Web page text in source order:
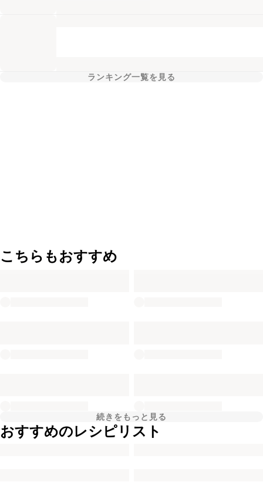
ランキング一覧を見る
こちらもおすすめ
続きをもっと見る
おすすめのレシピリスト